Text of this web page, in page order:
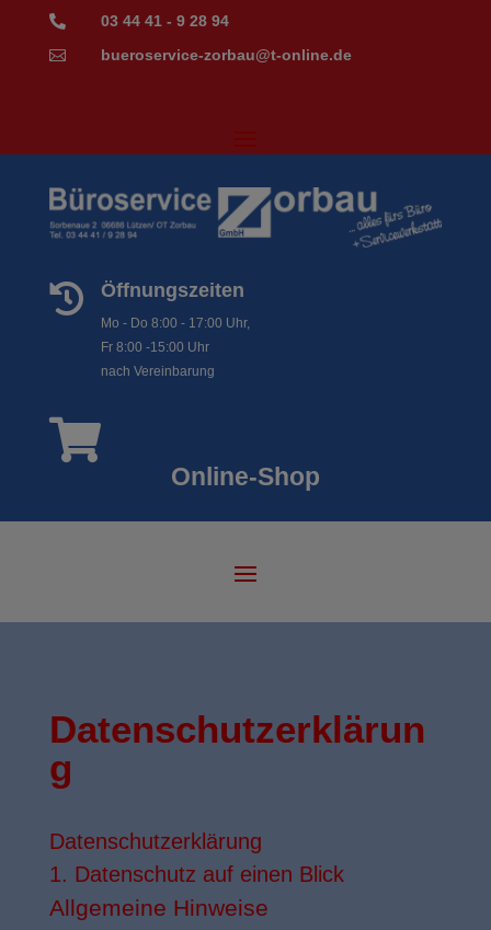
 03 44 41 - 9 28 94
 bueroservice-zorbau@t-online.de
 Öffnungszeiten
Mo - Do 8:00 - 17:00 Uhr,
Fr 8:00 -15:00 Uhr
nach Vereinbarung

Online-Shop
Datenschutzerklärun
g
Datenschutz­erklärung
1. Datenschutz auf einen Blick
Allgemeine Hinweise